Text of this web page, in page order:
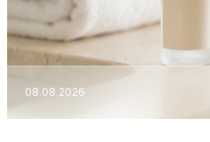
08.08.2026